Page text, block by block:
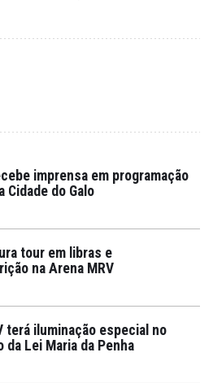
imprensa em programação
Cidade do Galo
tour em libras e
na Arena MRV
terá iluminação especial no
da Lei Maria da Penha